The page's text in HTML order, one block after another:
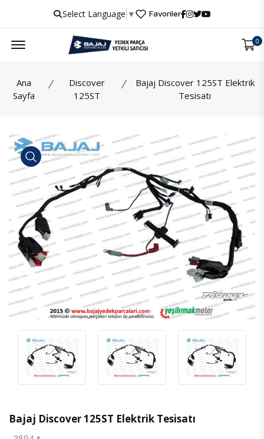
Select Language ▼ Favoriler
0
Ana
Sayfa
Discover
125ST
Bajaj Discover 125ST Elektrik
Tesisatı
İncele
Bajaj Discover 125ST Elektrik Tesisatı